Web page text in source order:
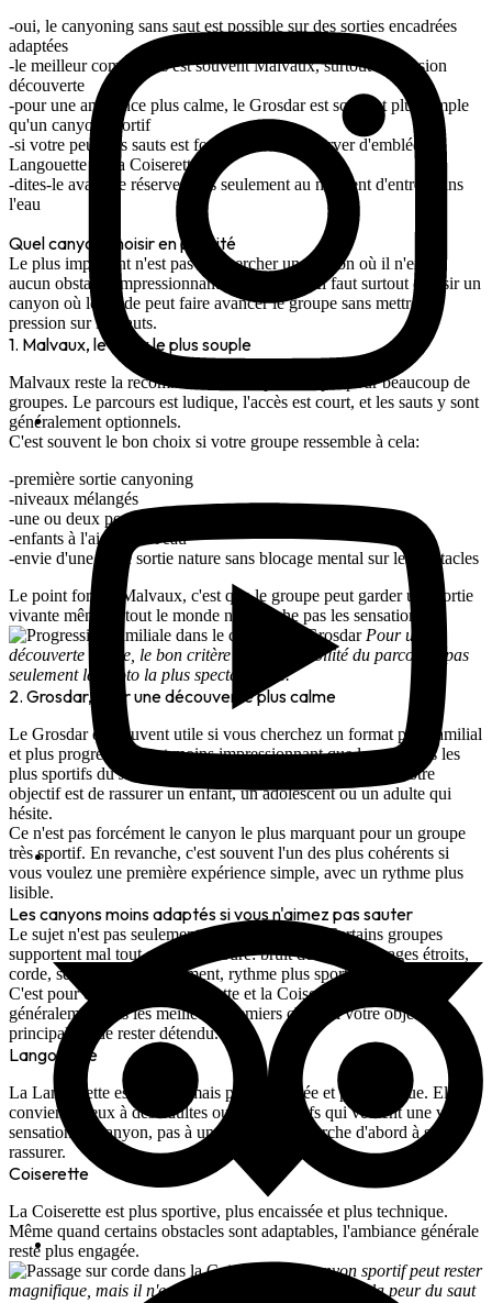
oui, le canyoning sans saut est possible sur des sorties encadrées
adaptées
le meilleur compromis est souventMalvaux, surtout en version
découverte
pour une ambiance plus calme, le Grosdarest souvent plus simple
qu'un canyon sportif
si votre peur des sauts est forte, évitez de réserver d'emblée
Langouetteou
la Coiserette
dites-le avant de réserver, pas seulement au moment d'entrer dans
l'eau
Quel canyon choisir en priorité
Le plus important n'est pas de chercher un canyon où il n'existe
aucun obstacle impressionnant sur le papier. Il faut surtout choisir un
canyon où le guide peut faire avancer le groupe sans mettre la
pression sur les sauts.
1. Malvaux, le choix le plus souple
Malvaux reste la recommandation la plus simple pour beaucoup de
groupes. Le parcours est ludique, l'accès est court, et les sauts y sont
généralement optionnels.
C'est souvent le bon choix si votre groupe ressemble à cela:
première sortie canyoning
niveaux mélangés
une ou deux personnes motivées, mais prudentes
enfants à l'aise dans l'eau
envie d'une vraie sortie nature sans blocage mental sur les obstacles
Le point fort de Malvaux, c'est que le groupe peut garder une sortie
vivante même si tout le monde ne cherche pas les sensations.
Pour une
découverte douce, le bon critère est l'adaptabilité du parcours, pas
seulement la photo la plus spectaculaire.
2. Grosdar, pour une découverte plus calme
Le Grosdar est souvent utile si vous cherchez un format plus familial
et plus progressif. Il est moins impressionnant que les canyons les
plus sportifs du Jura, ce qui peut être un vrai avantage si votre
objectif est de rassurer un enfant, un adolescent ou un adulte qui
hésite.
Ce n'est pas forcément le canyon le plus marquant pour un groupe
très sportif. En revanche, c'est souvent l'un des plus cohérents si
vous voulez une première expérience simple, avec un rythme plus
lisible.
Les canyons moins adaptés si vous n'aimez pas sauter
Le sujet n'est pas seulement le saut lui-même. Certains groupes
supportent mal tout ce qui l'entoure: bruit de l'eau, passages étroits,
corde, sensation d'engagement, rythme plus sportif.
C'est pour cela que
la Langouette et la Coiserette
généralement pas les meilleurs premiers choix si votre objectif
principal est de rester détendu.
Langouette
La Langouette est courte, mais plus resserrée et plus tonique. Elle
convient mieux à des adultes ou ados sportifs qui veulent une vraie
sensation de canyon, pas à un groupe qui cherche d'abord à se
rassurer.
Coiserette
La Coiserette est plus sportive, plus encaissée et plus technique.
Même quand certains obstacles sont adaptables, l'ambiance générale
reste plus engagée.
Un canyon sportif peut rester
magnifique, mais il n'est pas le bon point d'entrée si la peur du saut